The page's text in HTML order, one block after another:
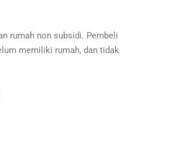
rumah non subsidi. Pembeli
memiliki rumah, dan tidak